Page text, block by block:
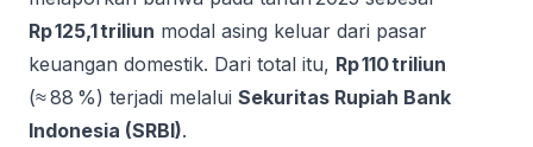
Rp 125,1 triliun modal asing keluar dari pasar
keuangan domestik. Dari total itu, Rp 110 triliun
(≈ 88 %) terjadi melalui Sekuritas Rupiah Bank
Indonesia (SRBI).